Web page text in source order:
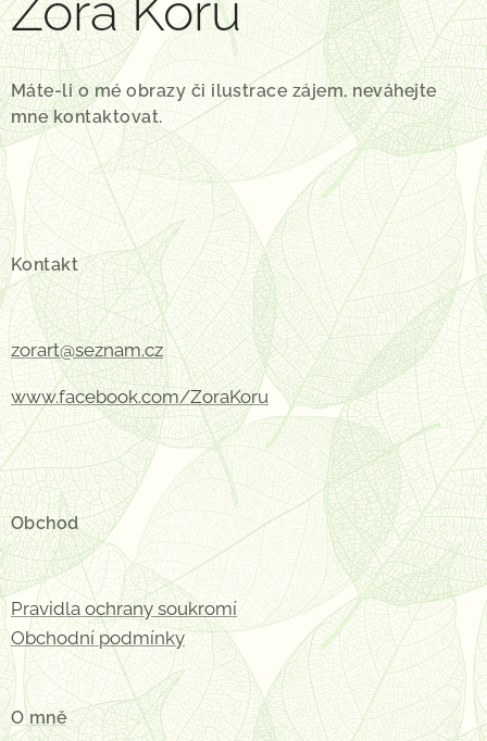
Zora Koru
Máte-li o mé obrazy či ilustrace zájem, neváhejte
mne kontaktovat.
Kontakt
zorart@seznam.cz
www.facebook.com/ZoraKoru
Obchod
Pravidla ochrany soukromí
Obchodní podmínky
O mně